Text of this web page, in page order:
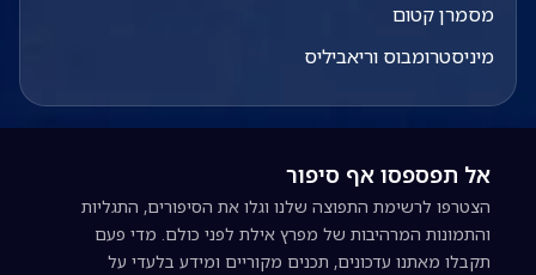
מסמרן קטום
מיניסטרומבוס וריאביליס
אל תפספסו אף סיפור
הצטרפו לרשימת התפוצה שלנו וגלו את הסיפורים, התגליות
והתמונות המרהיבות של מפרץ אילת לפני כולם. מדי פעם
תקבלו מאתנו עדכונים, תכנים מקוריים ומידע בלעדי על